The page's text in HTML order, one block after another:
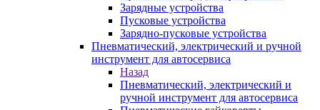
Зарядные устройства
Пусковые устройства
Зарядно-пусковые устройства
Пневматический, электрический и ручной
инструмент для автосервиса
Назад
Пневматический, электрический и
ручной инструмент для автосервиса